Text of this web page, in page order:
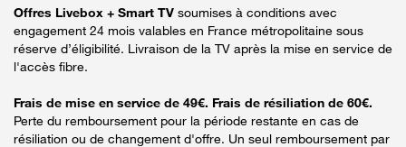
Offres Livebox + Smart TV soumises à conditions avec
engagement 24 mois valables en France métropolitaine sous
réserve d’éligibilité. Livraison de la TV après la mise en service de
l'accès fibre.
Frais de mise en service de 49€. Frais de résiliation de 60€.
Perte du remboursement pour la période restante en cas de
résiliation ou de changement d'offre. Un seul remboursement par